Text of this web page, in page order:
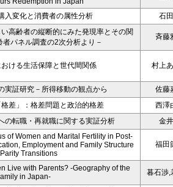
入変化と消費者の属性分析
石
高齢者の縦断的にみた発現率とその関
パネル調査の2次分析より－
斉藤
ける生活保障と世代間関係 村上
実証研究－所得移動の観点から
佐藤
差」：格差問題と政治的格差
西澤
の転職・再就職に関する実証分析
金
of Women and Marital Fertility in Post-
Employment and Family Structure
Transitions
福田
Live with Parents? -Geography of the
in Japan-
暮石渉,